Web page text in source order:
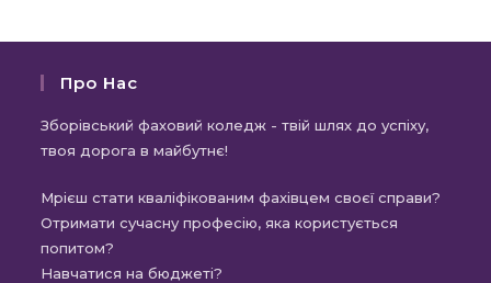
Про Нас
Зборівський фаховий коледж - твій шлях до успіху,
твоя дорога в майбутнє!
Мрієш стати кваліфікованим фахівцем своєї справи?
Отримати сучасну професію, яка користується
попитом?
Навчатися на бюджеті?